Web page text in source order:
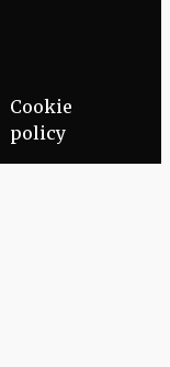
Cookie
policy